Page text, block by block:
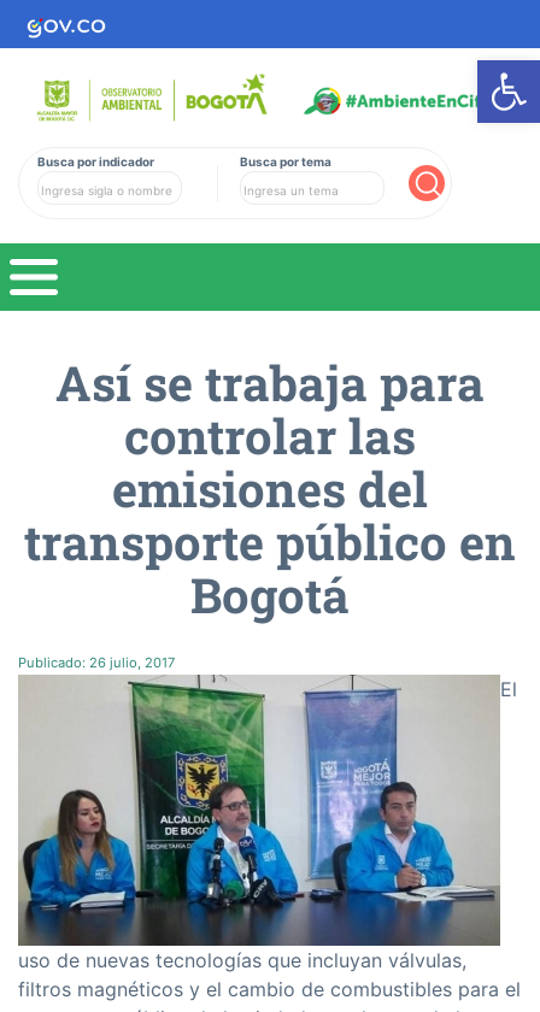
Busca por indicador Busca por tema
Así se trabaja para
controlar las
emisiones del
transporte público en
Bogotá
Publicado: 26 julio, 2017
El
uso de nuevas tecnologías que incluyan válvulas,
filtros magnéticos y el cambio de combustibles para el